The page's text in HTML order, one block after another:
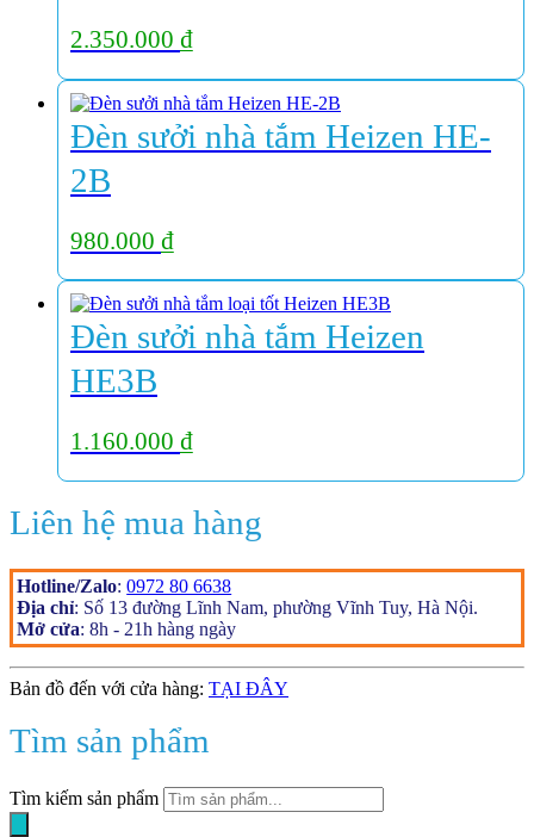
2.350.000 ₫
Đèn sưởi nhà tắm Heizen HE-
2B
980.000 ₫
Đèn sưởi nhà tắm Heizen
HE3B
1.160.000 ₫
Liên hệ mua hàng
Hotline/Zalo:0972 80 6638
Địa chỉ: Số 13 đường Lĩnh Nam, phường Vĩnh Tuy, Hà Nội.
Mở cửa: 8h - 21h hàng ngày
Bản đồ đến với cửa hàng: TẠI ĐÂY
Tìm sản phẩm
Tìm kiếm sản phẩm